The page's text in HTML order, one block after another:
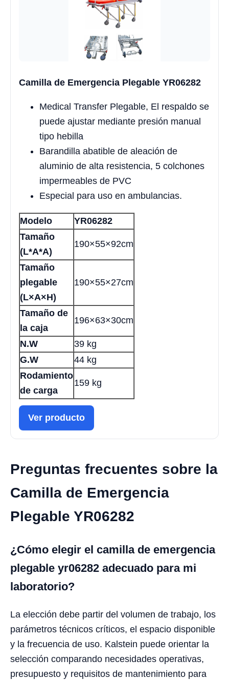
Camilla de Emergencia Plegable YR06282
Medical Transfer Plegable, El respaldo se
puede ajustar mediante presión manual
tipo hebilla
Barandilla abatible de aleación de
aluminio de alta resistencia, 5 colchones
impermeables de PVC
Especial para uso en ambulancias.
Modelo
YR06282
Tamaño
(L*A*A)
190×55×92cm
Tamaño
plegable
(L×A×H)
190×55×27cm
Tamaño de
la caja
196×63×30cm
N.W
39 kg
G.W
44 kg
Rodamiento
de carga
159 kg
Ver producto
Preguntas frecuentes sobre la
Camilla de Emergencia
Plegable YR06282
¿Cómo elegir el camilla de emergencia
plegable yr06282 adecuado para mi
laboratorio?
La elección debe partir del volumen de trabajo, los
parámetros técnicos críticos, el espacio disponible
y la frecuencia de uso. Kalstein puede orientar la
selección comparando necesidades operativas,
presupuesto y requisitos de mantenimiento para